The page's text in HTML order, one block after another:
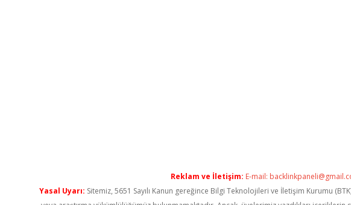
Reklam ve İletişim: E-mail:
Yasal Uyarı: Sitemiz, 5651 Sayılı Kanun gereğince Bilgi Teknolojileri ve İletişim Kurumu